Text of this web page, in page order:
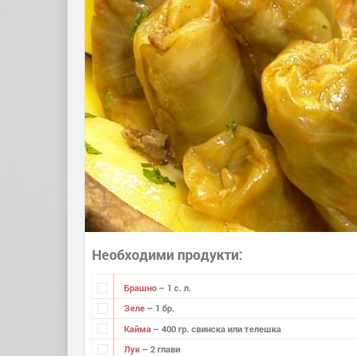
Необходими продукти
Брашно – 1 с. л.
Зеле – 1 бр.
Кайма – 400 гр. свинска или телешка
Лук – 2 глави